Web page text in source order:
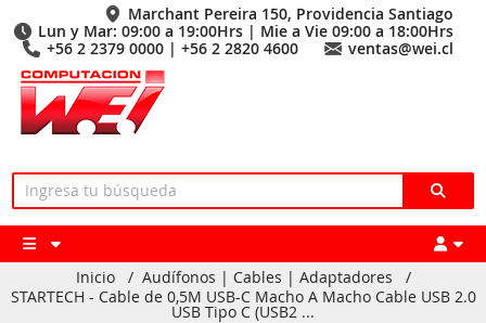
Marchant Pereira 150, Providencia Santiago
Lun y Mar: 09:00 a 19:00Hrs | Mie a Vie 09:00 a 18:00Hrs
+56 2 2379 0000 | +56 2 2820 4600
ventas@wei.cl
Inicio / Audífonos | Cables | Adaptadores
/
STARTECH - Cable de 0,5M USB-C Macho A Macho Cable USB 2.0
USB Tipo C (USB2 ...